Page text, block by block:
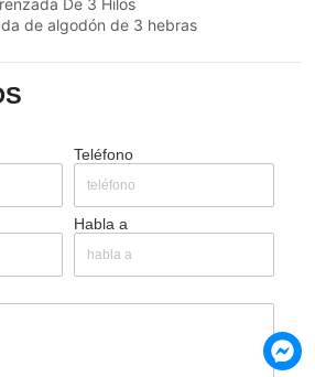
de algodón de 3 hebras
Teléfono
Habla a